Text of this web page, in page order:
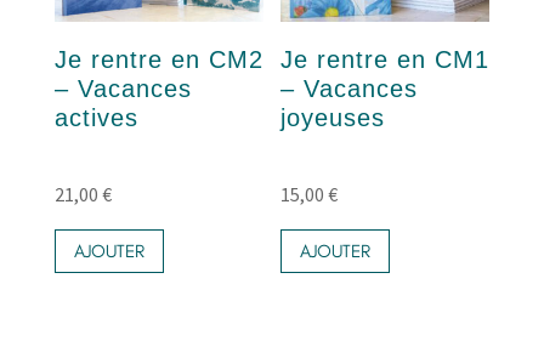
Je rentre en CM2
– Vacances
actives
21,00 €
AJOUTER
Je rentre en CM1
– Vacances
joyeuses
15,00€
AJOUTER